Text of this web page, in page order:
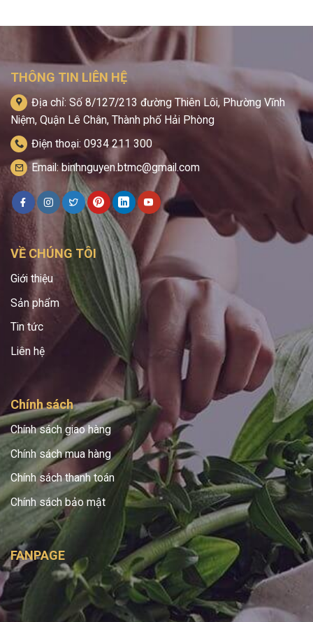
THÔNG TIN LIÊN HỆ
Địa chỉ: Số 8/127/213 đường Thiên Lôi, Phường Vĩnh
Niệm, Quận Lê Chân, Thành phố Hải Phòng
Điện thoại: 0934 211 300
Email: binhnguyen.btmc@gmail.com
VỀ CHÚNG TÔI
Giới thiệu
Sản phẩm
Tin tức
Liên hệ
Chính sách
Chính sách giao hàng
Chính sách mua hàng
Chính sách thanh toán
Chính sách bảo mật
FANPAGE